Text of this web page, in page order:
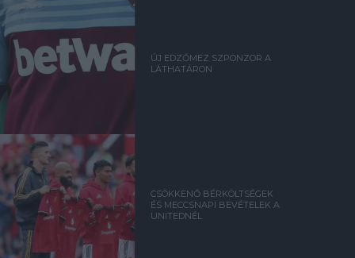
ÚJ EDZŐMEZ SZPONZOR A
LÁTHATÁRON
CSÖKKENŐ BÉRKÖLTSÉGEK
ÉS MECCSNAPI BEVÉTELEK A
UNITEDNÉL